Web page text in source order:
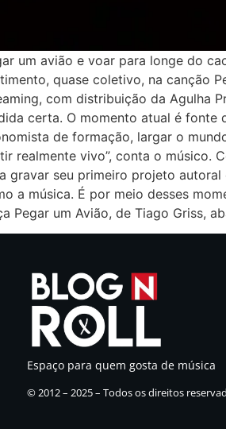
um avião e voar para longe do
quase coletivo, na canção
com distribuição da Agulha
certa. O momento atual é fonte
de formação, largar o
realmente vivo”, conta o músico.
gravar seu primeiro projeto autoral
a música. É por meio desses
Pegar um Avião, de Tiago Griss,
Espaço para quem gosta de música
© 2012 – 2025 – Todos os direitos